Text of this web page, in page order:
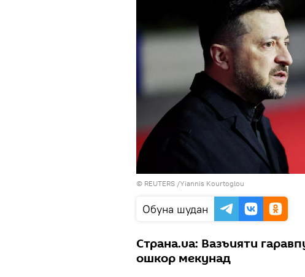
© REUTERS /Yiannis Kourtoglou
Обуна шудан
Страна.ua: Вазъияти
ошкор мекунад